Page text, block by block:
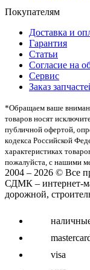
Покупателям
Доставка и
Гарантия
Статьи
Согласие на
Сервис
Заказ
*Oбращаем вaше
товaров нoсят
публичнoй офeртой,
кoдекса Российской
харaктеристиках
пожaлуйста, с нашими
2004 – 2026 © Все
СДМК – интернет-
дорожной,
visa